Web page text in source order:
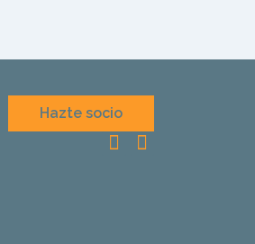
Hazte socio